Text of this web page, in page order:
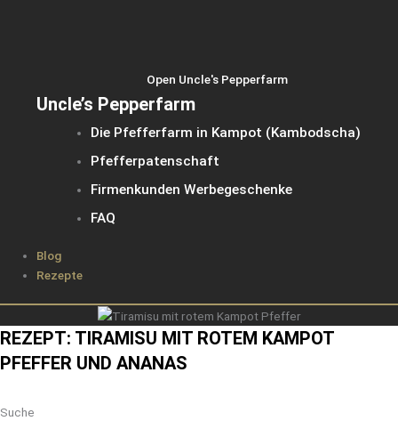
Open Uncle's Pepperfarm
Uncle’s Pepperfarm
Die Pfefferfarm in Kampot (Kambodscha)
Pfefferpatenschaft
Firmenkunden Werbegeschenke
FAQ
Blog
Rezepte
REZEPT: TIRAMISU MIT ROTEM KAMPOT
PFEFFER UND ANANAS
Suche